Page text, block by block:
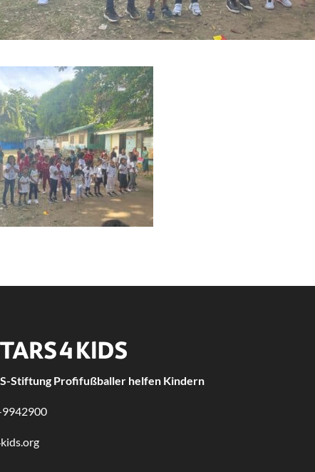
Stiftung Profifußballer helfen Kindern